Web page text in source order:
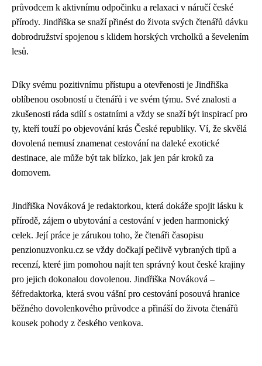
průvodcem k aktivnímu odpočinku a relaxaci v náručí české
přírody. Jindřiška se snaží přinést do života svých čtenářů dávku
dobrodružství spojenou s klidem horských vrcholků a ševelením
lesů.
Díky svému pozitivnímu přístupu a otevřenosti je Jindřiška
oblíbenou osobností u čtenářů i ve svém týmu. Své znalosti a
zkušenosti ráda sdílí s ostatními a vždy se snaží být inspirací pro
ty, kteří touží po objevování krás České republiky. Ví, že skvělá
dovolená nemusí znamenat cestování na daleké exotické
destinace, ale může být tak blízko, jak jen pár kroků za
domovem.
Jindřiška Nováková je redaktorkou, která dokáže spojit lásku k
přírodě, zájem o ubytování a cestování v jeden harmonický
celek. Její práce je zárukou toho, že čtenáři časopisu
penzionuzvonku.cz se vždy dočkají pečlivě vybraných tipů a
recenzí, které jim pomohou najít ten správný kout české krajiny
pro jejich dokonalou dovolenou. Jindřiška Nováková –
šéfredaktorka, která svou vášní pro cestování posouvá hranice
běžného dovolenkového průvodce a přináší do života čtenářů
kousek pohody z českého venkova.